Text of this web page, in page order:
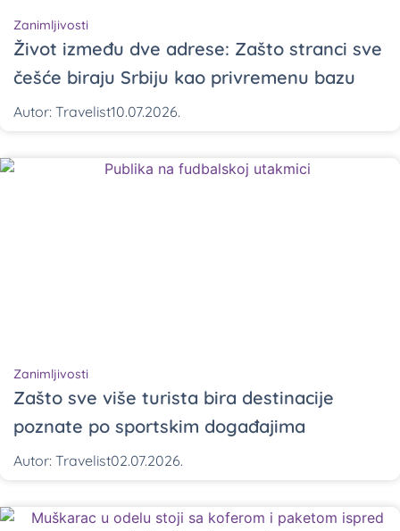
Zanimljivosti
Život između dve adrese: Zašto stranci sve
češće biraju Srbiju kao privremenu bazu
Autor: Travelist10.07.2026.
Zanimljivosti
Zašto sve više turista bira destinacije
poznate po sportskim događajima
Autor: Travelist02.07.2026.